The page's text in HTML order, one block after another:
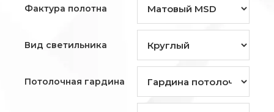
Фактура полотна
Вид светильника
Потолочная гардина